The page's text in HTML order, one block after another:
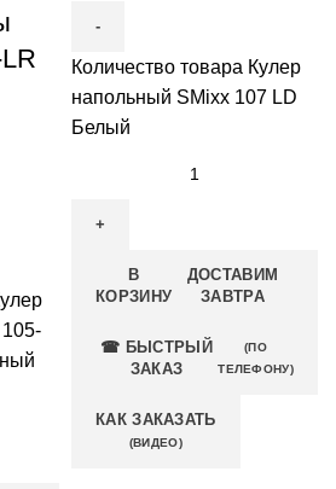
Количество товара Кулер
напольный SMixx 107 LD
Белый
В
КОРЗИНУ
ДОСТАВИМ
ЗАВТРА
☎ БЫСТРЫЙ
ЗАКАЗ
(ПО
ТЕЛЕФОНУ)
КАК ЗАКАЗАТЬ
(ВИДЕО)